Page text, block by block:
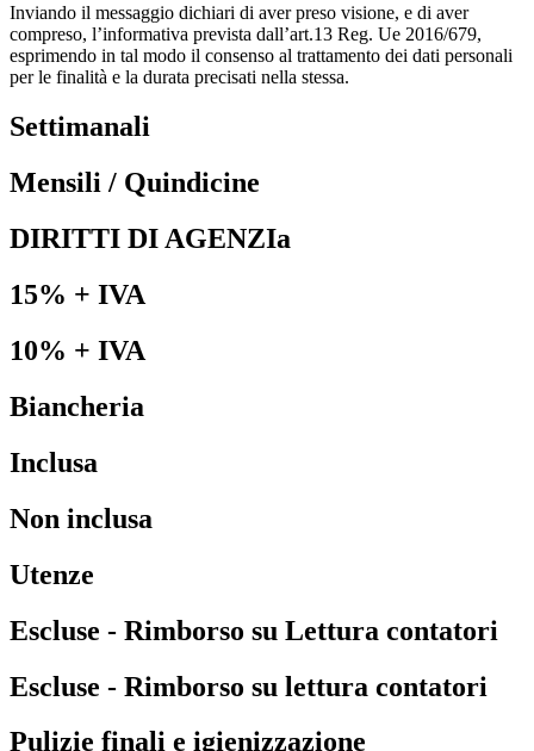
Inviando il messaggio dichiari di aver preso visione, e di aver
compreso, l’informativa prevista dall’art.13 Reg. Ue 2016/679,
esprimendo in tal modo il consenso al trattamento dei dati personali
per le finalità e la durata precisati nella stessa.
Settimanali
Mensili / Quindicine
DIRITTI DI AGENZIa
15% + IVA
10% + IVA
Biancheria
Inclusa
Non inclusa
Utenze
Escluse - Rimborso su Lettura contatori
Escluse - Rimborso su lettura contatori
Pulizie finali e igienizzazione